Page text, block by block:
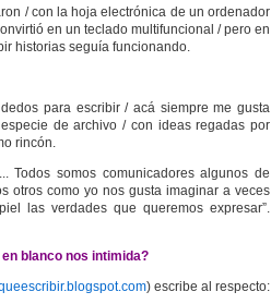
/ con la hoja electrónica de un ordenador
en un teclado multifuncional / pero en
historias seguía funcionando.
para escribir / acá siempre me gusta
de archivo / con ideas regadas por
rincón.
Todos somos comunicadores algunos de
otros como yo nos gusta imaginar a veces
las verdades que queremos expresar”.
blanco nos intimida?
) escribe al respecto: